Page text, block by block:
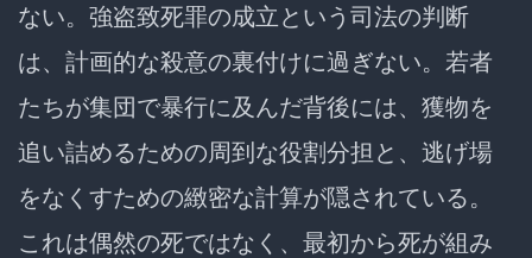
ない。強盗致死罪の成立という司法の判断
は、計画的な殺意の裏付けに過ぎない。若者
たちが集団で暴行に及んだ背後には、獲物を
追い詰めるための周到な役割分担と、逃げ場
をなくすための緻密な計算が隠されている。
これは偶然の死ではなく、最初から死が組み